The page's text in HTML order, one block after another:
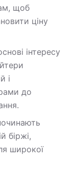
щоб
ціну
інтересу
і
до
біржі,
широкої